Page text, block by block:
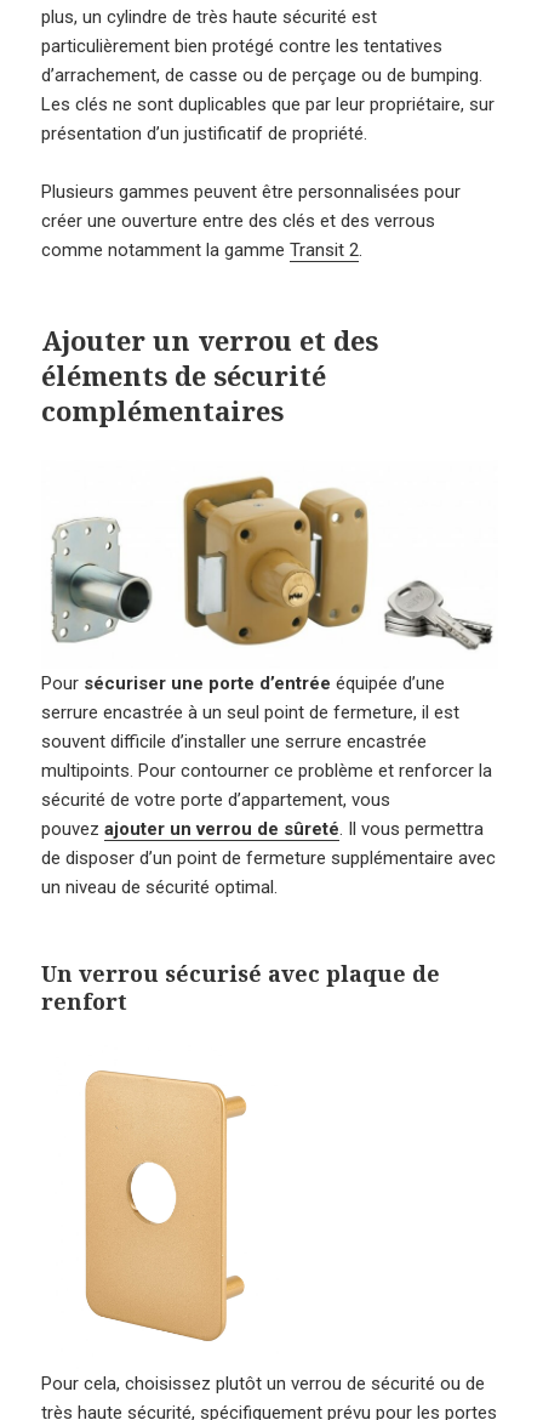
plus, un cylindre de très haute sécurité est
particulièrement bien protégé contre les tentatives
d’arrachement, de casse ou de perçage ou de bumping.
Les clés ne sont duplicables que par leur propriétaire, sur
présentation d’un justificatif de propriété.
Plusieurs gammes peuvent être personnalisées pour
créer une ouverture entre des clés et des verrous
comme notamment la gammeTransit 2
Ajouter un verrou et des
éléments de sécurité
complémentaires
Pour sécuriser une porte d’entrée équipée d’une
serrure encastrée à un seul point de fermeture, il est
souvent difficile d’installer une serrure encastrée
multipoints. Pour contourner ce problème et renforcer la
sécurité de votre porte d’appartement, vous
pouvezajouter un verrou de sûreté. Il vous permettra
de disposer d’un point de fermeture supplémentaire avec
un niveau de sécurité optimal.
Un verrou sécurisé avec plaque de
renfort
Pour cela, choisissez plutôt un verrou de sécurité ou de
très haute sécurité, spécifiquement prévu pour les portes